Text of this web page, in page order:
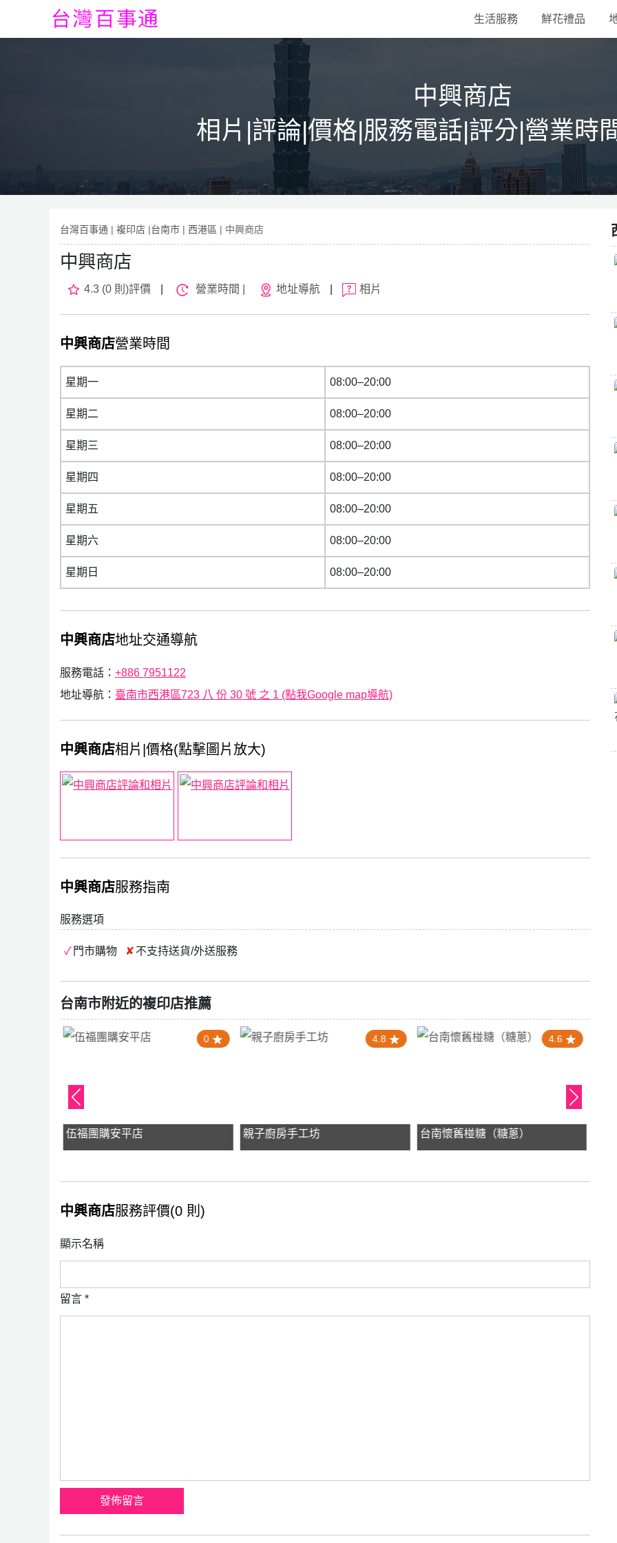
生活服務 鮮花禮品
中興商店
相片|評論|價格|服務電話|評分|營業時
台灣百事通 | 複印店 |台南市 | 西港區 | 中興商店
中興商店
4.3 (0 則)評價 營業時間 | 地址導航 相片
中興商店營業時間
星期一 08:00–20:00
星期二 08:00–20:00
星期三 08:00–20:00
星期四 08:00–20:00
星期五 08:00–20:00
星期六 08:00–20:00
星期日 08:00–20:00
中興商店地址交通導航
服務電話： +886 7951122
地址導航： 臺南市西港區723 八 份 30 號 之 1 (點我Google map導航)
中興商店相片|價格(點擊圖片放大)
中興商店服務指南
服務選項
門市購物 不支持送貨/外送服務
台南市附近的複印店推薦
0
伍福團購安平店
4.8
親子廚房手工坊
4.6
台南懷舊椪糖（糖蔥）
中興商店服務評價(0 則)
顯示名稱
留言 *